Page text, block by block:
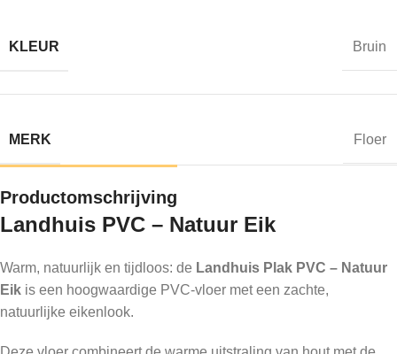
KLEUR Bruin
MERK Floer
Productomschrijving
Landhuis PVC – Natuur Eik
Warm, natuurlijk en tijdloos: de Landhuis Plak PVC – Natuur
Eik is een hoogwaardige PVC-vloer met een zachte,
natuurlijke eikenlook.